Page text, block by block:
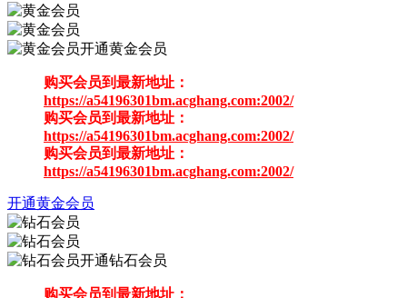
开通黄金会员
购买会员到最新地址：
https://a54196301bm.acghang.com:2002/
购买会员到最新地址：
https://a54196301bm.acghang.com:2002/
购买会员到最新地址：
https://a54196301bm.acghang.com:2002/
开通黄金会员
开通钻石会员
购买会员到最新地址：